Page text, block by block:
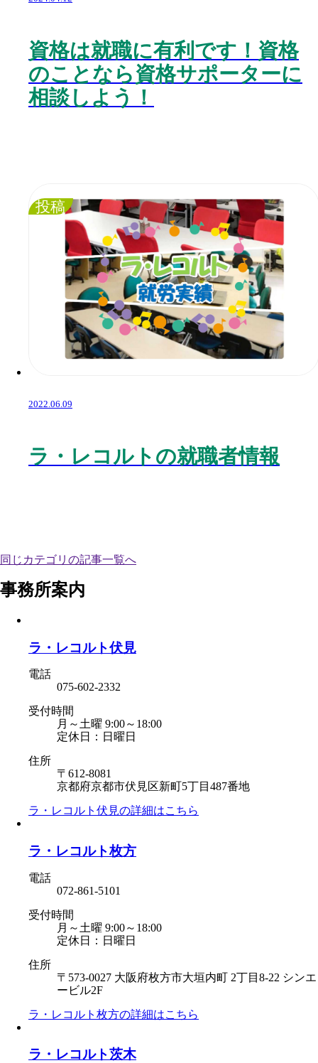
資格は就職に有利です！資格
のことなら資格サポーターに
相談しよう！
投稿
2022.06.09
ラ・レコルトの就職者情報
同じカテゴリの記事⼀覧へ
事務所案内
ラ・レコルト伏見
電話
075-602-2332
受付時間
月～土曜 9:00～18:00
定休日：日曜日
住所
〒612-8081
京都府京都市伏見区新町5丁目487番地
ラ・レコルト伏見の詳細はこちら
ラ・レコルト枚方
電話
072-861-5101
受付時間
月～土曜 9:00～18:00
定休日：日曜日
住所
〒573-0027 大阪府枚方市大垣内町 2丁目8-22 シンエ
ービル2F
ラ・レコルト枚方の詳細はこちら
ラ・レコルト茨木